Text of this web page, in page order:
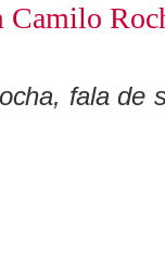
Camilo
fala de